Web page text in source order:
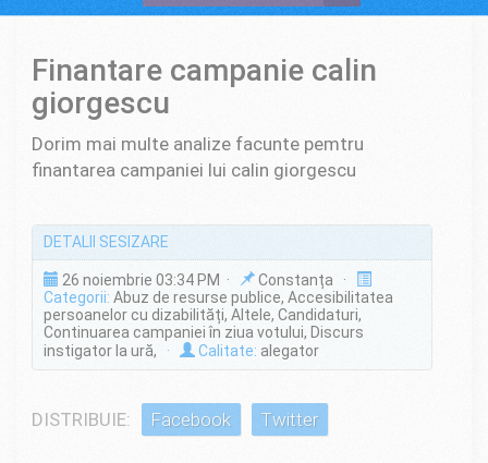
Finantare campanie calin
giorgescu
Dorim mai multe analize facunte pemtru
finantarea campaniei lui calin giorgescu
DETALII SESIZARE
26 noiembrie 03:34 PM ·
Constanța ·
Categorii: Abuz de resurse publice, Accesibilitatea
persoanelor cu dizabilități, Altele, Candidaturi,
Continuarea campaniei în ziua votului, Discurs
instigator la ură,
· Calitate: alegator
DISTRIBUIE: Facebook Twitter